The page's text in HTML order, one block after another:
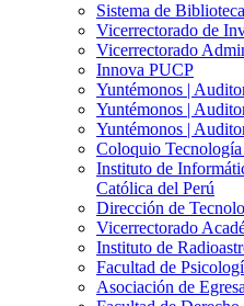
Sistema de
Vicerrectorado de
Vicerrectorado
Innova PUCP
Yuntémonos |
Yuntémonos |
Yuntémonos |
Coloquio
Instituto de
Católica del Perú
Dirección de
Vicerrectorado
Instituto de
Facultad de
Asociación de